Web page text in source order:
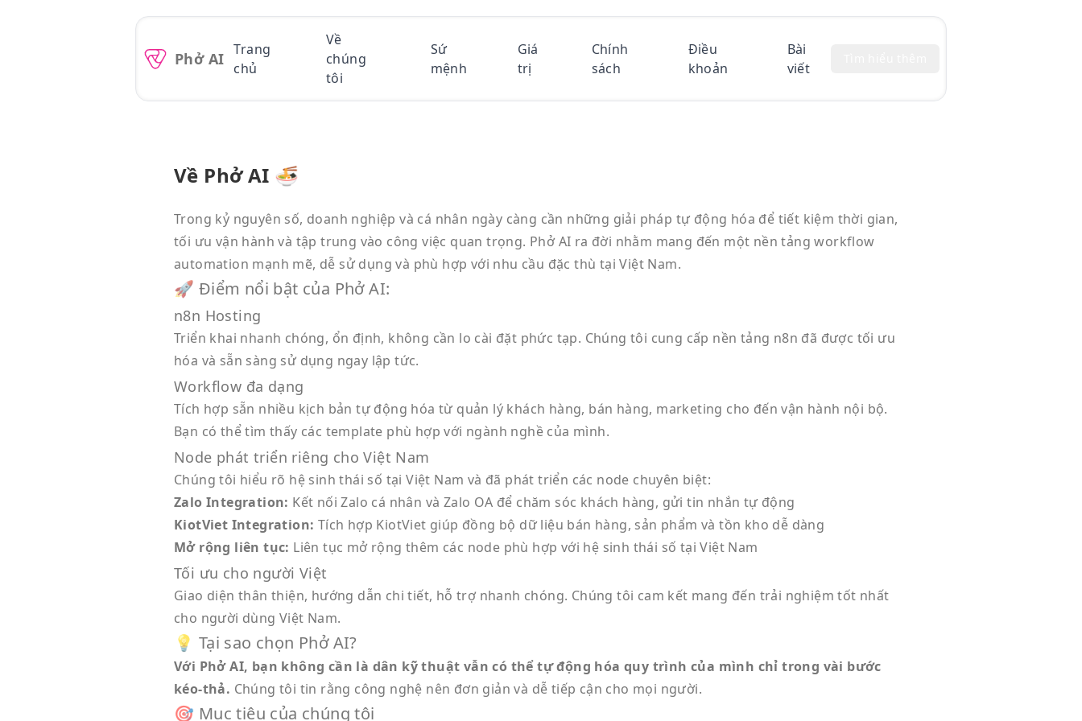
Phở AI Trang
chủ
Về
chúng
tôi
Sứ
mệnh
Giá
trị
Chính
sách
Điều
khoản
Bài
viết
Về Phở AI 🍜
Trong kỷ nguyên số, doanh nghiệp và cá nhân ngày càng cần những giải pháp tự động hóa để tiết kiệm thời gian,
tối ưu vận hành và tập trung vào công việc quan trọng. Phở AI ra đời nhằm mang đến một nền tảng workflow
automation mạnh mẽ, dễ sử dụng và phù hợp với nhu cầu đặc thù tại Việt Nam.
🚀 Điểm nổi bật của Phở AI:
n8n Hosting
Triển khai nhanh chóng, ổn định, không cần lo cài đặt phức tạp. Chúng tôi cung cấp nền tảng n8n đã được tối ưu
hóa và sẵn sàng sử dụng ngay lập tức.
Workflow đa dạng
Tích hợp sẵn nhiều kịch bản tự động hóa từ quản lý khách hàng, bán hàng, marketing cho đến vận hành nội bộ.
Bạn có thể tìm thấy các template phù hợp với ngành nghề của mình.
Node phát triển riêng cho Việt Nam
Chúng tôi hiểu rõ hệ sinh thái số tại Việt Nam và đã phát triển các node chuyên biệt:
Zalo Integration: Kết nối Zalo cá nhân và Zalo OA để chăm sóc khách hàng, gửi tin nhắn tự động
KiotViet Integration: Tích hợp KiotViet giúp đồng bộ dữ liệu bán hàng, sản phẩm và tồn kho dễ dàng
Mở rộng liên tục: Liên tục mở rộng thêm các node phù hợp với hệ sinh thái số tại Việt Nam
Tối ưu cho người Việt
Giao diện thân thiện, hướng dẫn chi tiết, hỗ trợ nhanh chóng. Chúng tôi cam kết mang đến trải nghiệm tốt nhất
cho người dùng Việt Nam.
💡 Tại sao chọn Phở AI?
Với Phở AI, bạn không cần là dân kỹ thuật vẫn có thể tự động hóa quy trình của mình chỉ trong vài bước
kéo-thả. Chúng tôi tin rằng công nghệ nên đơn giản và dễ tiếp cận cho mọi người.
🎯 Mục tiêu của chúng tôi